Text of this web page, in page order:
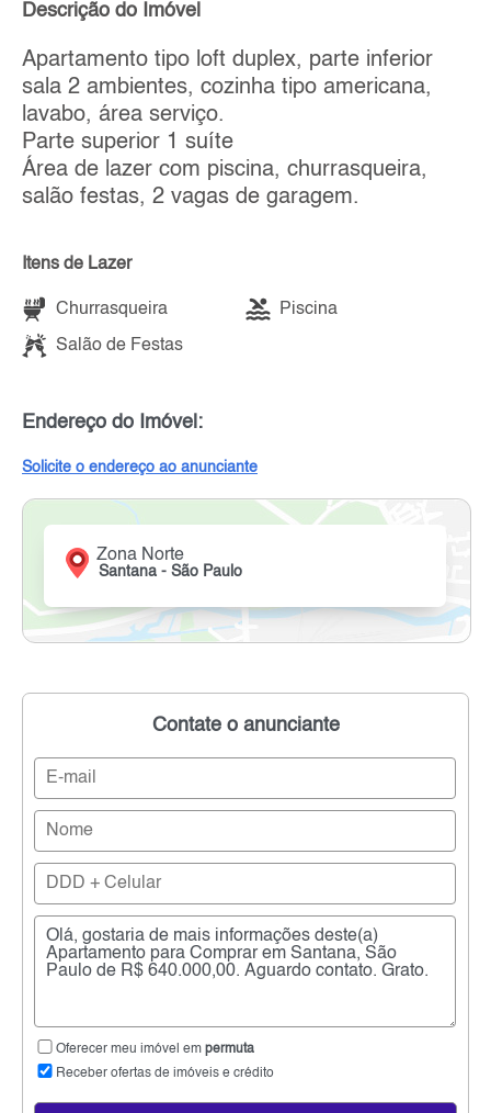
Descrição do Imóvel
Apartamento tipo loft duplex, parte inferior
sala 2 ambientes, cozinha tipo americana,
lavabo, área serviço.
Parte superior 1 suíte
Área de lazer com piscina, churrasqueira,
salão festas, 2 vagas de garagem.
Itens de Lazer
Churrasqueira Piscina
Salão de Festas
Endereço do Imóvel:
Solicite o endereço ao anunciante
Zona Norte
Santana - São Paulo
Contate o anunciante
Oferecer meu imóvel em permuta
Receber ofertas de imóveis e crédito